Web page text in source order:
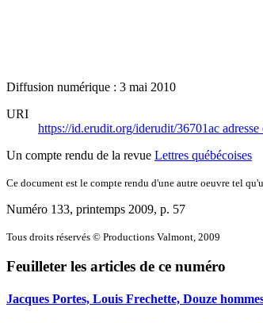
Diffusion numérique : 3 mai 2010
URI
https://id.erudit.org/iderudit/36701ac
Un compte rendu de la revue Lettres québécoises
Ce document est le compte rendu d'une autre oeuvre tel
Numéro 133, printemps 2009, p. 57
Tous droits réservés © Productions Valmont, 2009
Feuilleter les articles de ce numéro
Jacques Portes, Louis Frechette, Douze